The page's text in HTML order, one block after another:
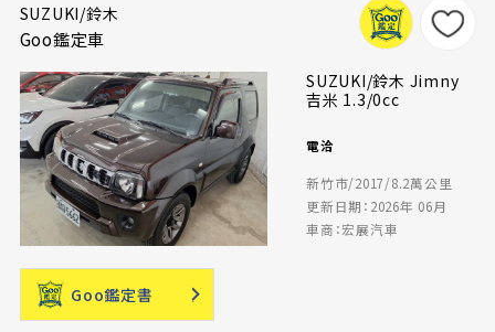
SUZUKI/鈴木
Goo鑑定車
SUZUKI/鈴木 Jimny
吉米 1.3/0cc
電洽
新竹市/2017/8.2萬公里
更新日期：2026年 06月
車商：宏展汽車
Goo鑑定書